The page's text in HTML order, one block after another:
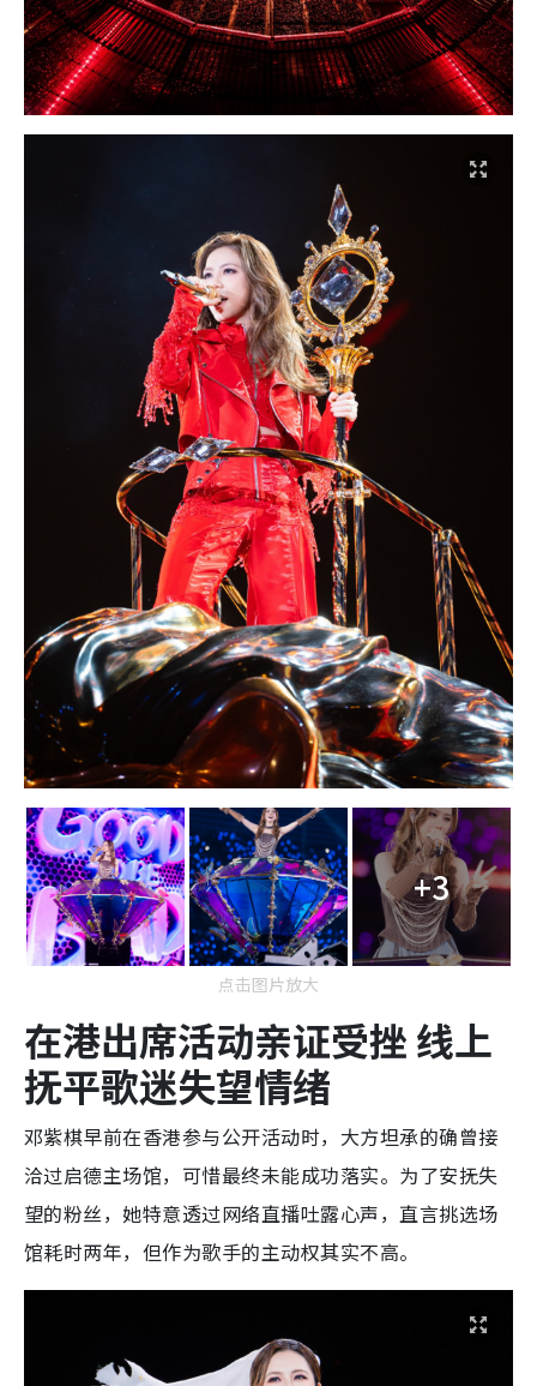
+3
点击图片放大
在港出席活动亲证受挫 线上
抚平歌迷失望情绪
邓紫棋早前在香港参与公开活动时，大方坦承的确曾接
洽过启德主场馆，可惜最终未能成功落实。为了安抚失
望的粉丝，她特意透过网络直播吐露心声，直言挑选场
馆耗时两年，但作为歌手的主动权其实不高。